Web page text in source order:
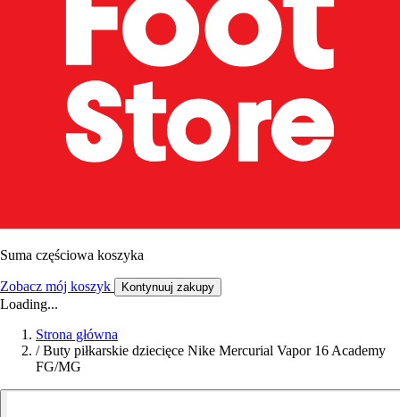
Suma częściowa koszyka
Zobacz mój koszyk Kontynuuj zakupy
Loading...
Strona główna
/ Buty piłkarskie dziecięce Nike Mercurial Vapor 16 Academy
FG/MG